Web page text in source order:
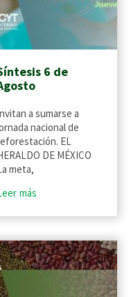
6 de
a sumarse a
nacional de
EL
DE MÉXICO
meta,
más